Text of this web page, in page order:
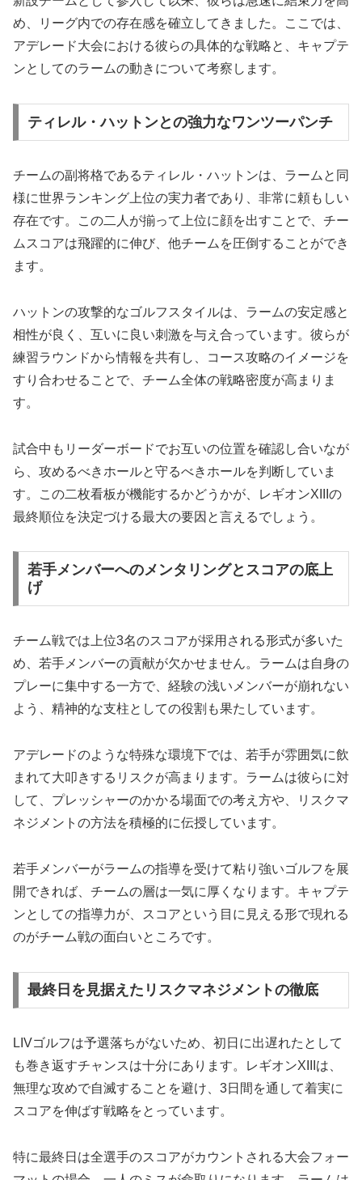
め、リーグ内での存在感を確立してきました。ここでは、
アデレード大会における彼らの具体的な戦略と、キャプテ
ンとしてのラームの動きについて考察します。
ティレル・ハットンとの強力なワンツーパンチ
チームの副将格であるティレル・ハットンは、ラームと同
様に世界ランキング上位の実力者であり、非常に頼もしい
存在です。この二人が揃って上位に顔を出すことで、チー
ムスコアは飛躍的に伸び、他チームを圧倒することができ
ます。
ハットンの攻撃的なゴルフスタイルは、ラームの安定感と
相性が良く、互いに良い刺激を与え合っています。彼らが
練習ラウンドから情報を共有し、コース攻略のイメージを
すり合わせることで、チーム全体の戦略密度が高まりま
す。
試合中もリーダーボードでお互いの位置を確認し合いなが
ら、攻めるべきホールと守るべきホールを判断していま
す。この二枚看板が機能するかどうかが、レギオンXIIIの
最終順位を決定づける最大の要因と言えるでしょう。
若手メンバーへのメンタリングとスコアの底上
げ
チーム戦では上位3名のスコアが採用される形式が多いた
め、若手メンバーの貢献が欠かせません。ラームは自身の
プレーに集中する一方で、経験の浅いメンバーが崩れない
よう、精神的な支柱としての役割も果たしています。
アデレードのような特殊な環境下では、若手が雰囲気に飲
まれて大叩きするリスクが高まります。ラームは彼らに対
して、プレッシャーのかかる場面での考え方や、リスクマ
ネジメントの方法を積極的に伝授しています。
若手メンバーがラームの指導を受けて粘り強いゴルフを展
開できれば、チームの層は一気に厚くなります。キャプテ
ンとしての指導力が、スコアという目に見える形で現れる
のがチーム戦の面白いところです。
最終日を見据えたリスクマネジメントの徹底
LIVゴルフは予選落ちがないため、初日に出遅れたとして
も巻き返すチャンスは十分にあります。レギオンXIIIは、
無理な攻めで自滅することを避け、3日間を通して着実に
スコアを伸ばす戦略をとっています。
特に最終日は全選手のスコアがカウントされる大会フォー